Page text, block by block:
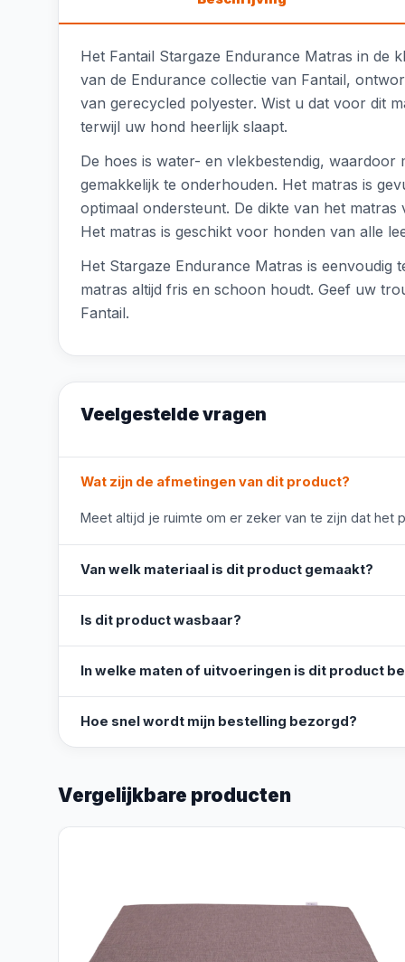
Het Fantail Stargaze Endurance Matras in de
van de Endurance collectie van Fantail,
van gerecycled polyester. Wist u dat voor dit
terwijl uw hond heerlijk slaapt.
De hoes is water- en vlekbestendig, waardoor
gemakkelijk te onderhouden. Het matras is
optimaal ondersteunt. De dikte van het
Het matras is geschikt voor honden van alle
Het Stargaze Endurance Matras is eenvoudig
matras altijd fris en schoon houdt. Geef uw
Fantail.
Veelgestelde vragen
Wat zijn de afmetingen van dit product?
Meet altijd je ruimte om er zeker van te zijn dat het
Van welk materiaal is dit product gemaakt?
Is dit product wasbaar?
In welke maten of uitvoeringen is dit product
Hoe snel wordt mijn bestelling bezorgd?
Vergelijkbare producten